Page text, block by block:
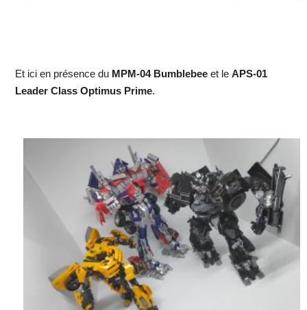
Et ici en présence du MPM-04 Bumblebeeet le APS-01
Leader Class Optimus Prime.